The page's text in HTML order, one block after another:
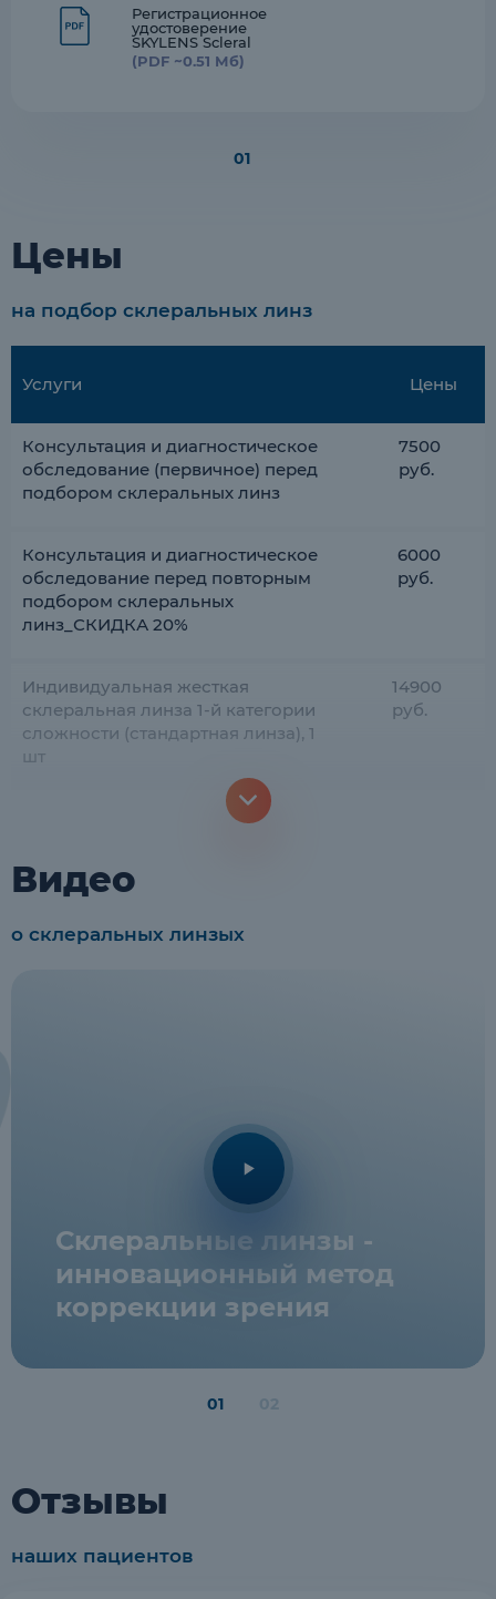
Регистрационное
удостоверение
SKYLENS Scleral
(PDF ~0.51 Мб)
1
Цены
на подбор склеральных линз
Услуги Цены
Консультация и диагностическое
обследование (первичное) перед
подбором склеральных линз
7500
руб.
Консультация и диагностическое
обследование перед повторным
подбором склеральных
линз_СКИДКА 20%
6000
руб.
Индивидуальная жесткая
склеральная линза 1-й категории
сложности (стандартная линза), 1
шт
14900
руб.
Видео
о склеральных линзых
Склеральные линзы -
инновационный метод
коррекции зрения
1
Отзывы
наших пациентов